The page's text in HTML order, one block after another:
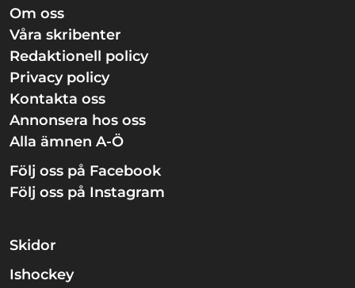
Om oss
Våra skribenter
Redaktionell policy
Privacy policy
Kontakta oss
Annonsera hos oss
Alla ämnen A-Ö
Följ oss på Facebook
Följ oss på Instagram
Skidor
Ishockey